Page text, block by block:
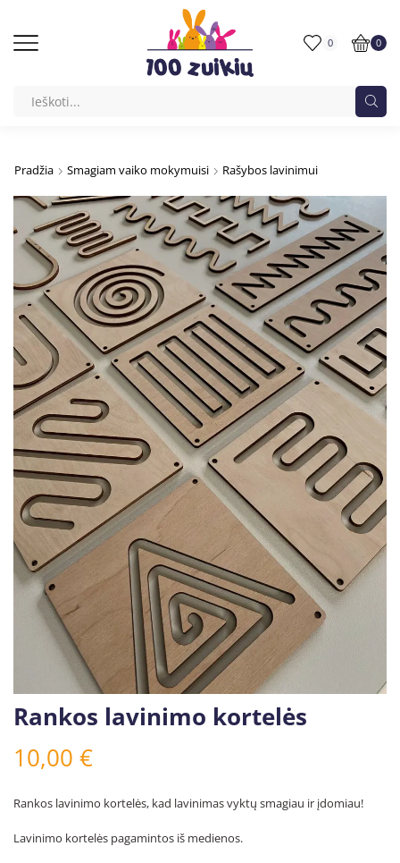
0 0
Pradžia Smagiam vaiko mokymuisi Rašybos lavinimui
Rankos lavinimo kortelės
10,00 €
Rankos lavinimo kortelės, kad lavinimas vyktų smagiau ir įdomiau!
Lavinimo kortelės pagamintos iš medienos.